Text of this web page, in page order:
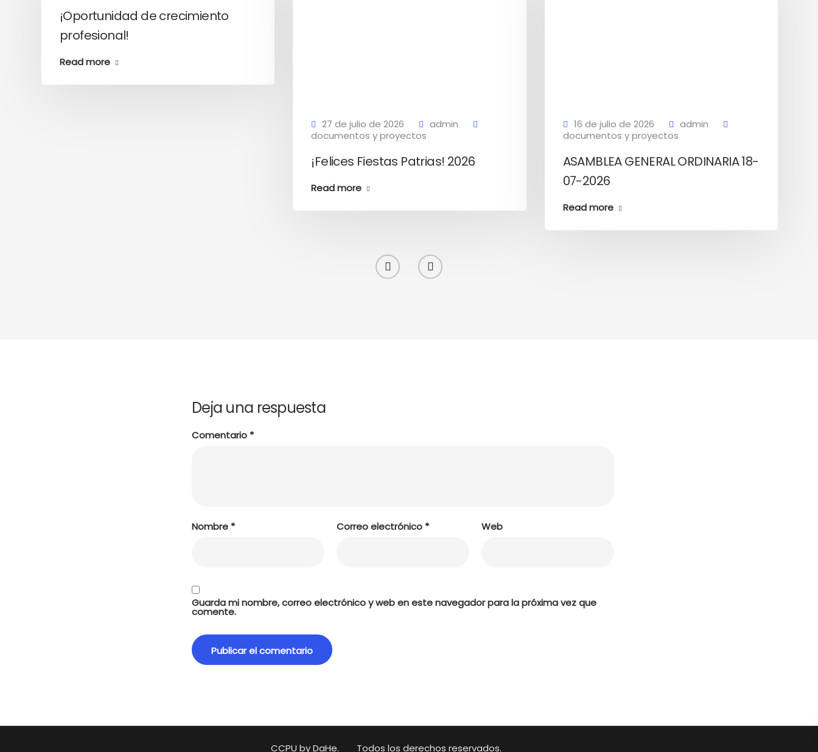
¡Oportunidad de crecimiento
profesional!
Read more
27 de julio de 2026
admin
documentos y proyectos
¡Felices Fiestas Patrias! 2026
Read more
16 de julio de 2026
admin
documentos y proyectos
ASAMBLEA GENERAL ORDINARIA 18-
07-2026
Read more
Deja una respuesta
Comentario *
Nombre * Correo electrónico * Web
Guarda mi nombre, correo electrónico y web en este navegador para la próxima vez que
comente.
CCPU by DaHe. Todos los derechos reservados.